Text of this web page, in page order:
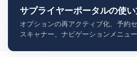
サプライヤーポータルの使
オプションの再アクティブ化、予約
スキャナー、ナビゲーションメニュー